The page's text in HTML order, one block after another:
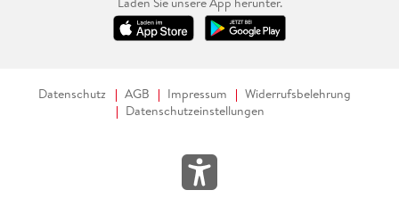
Datenschutz AGB Impressum
Widerrufsbelehrung
Datenschutzeinstellungen